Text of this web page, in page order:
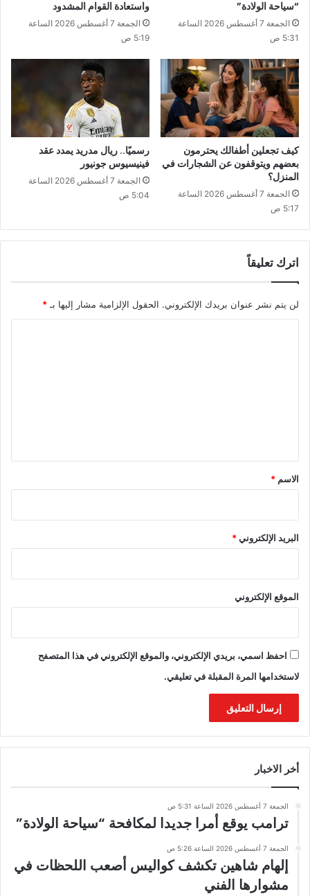
“سياحة الولادة”
الجمعة 7 أغسطس 2026 الساعة
5:31 ص
واستعادة القوام المشدود
الجمعة 7 أغسطس 2026 الساعة
5:19 ص
كيف تجعلين أطفالك يحترمون
بعضهم ويتوقفون عن الشجارات في
المنزل؟
الجمعة 7 أغسطس 2026 الساعة
5:17 ص
رسميًا.. ريال مدريد يمدد عقد
فينيسيوس جونيور
الجمعة 7 أغسطس 2026 الساعة
5:04 ص
اترك تعليقاً
لن يتم نشر عنوان بريدك الإلكتروني. الحقول الإلزامية مشار إليها بـ*
*
الاسم *
البريد الإلكتروني*
الموقع الإلكتروني
احفظ اسمي، بريدي الإلكتروني، والموقع الإلكتروني في هذا المتصفح
لاستخدامها المرة المقبلة في تعليقي.
أخر الاخبار
الجمعة 7 أغسطس 2026 الساعة 5:31 ص
ترامب يوقع أمرا جديدا لمكافحة “سياحة الولادة”
الجمعة 7 أغسطس 2026 الساعة 5:26 ص
إلهام شاهين تكشف كواليس أصعب اللحظات في
مشوارها الفني